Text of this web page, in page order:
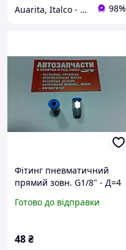
Auarita, Italco - преміальне фарбувальне обладнання 98%
Фітинг пневматичний
прямий зовн. G1/8" - Д=4
Готово до відправки
48₴